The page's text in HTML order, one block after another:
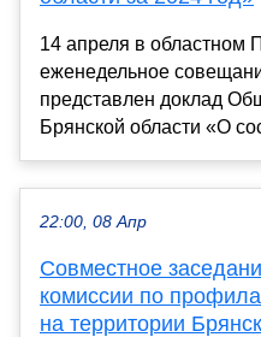
14 апреля в областном
еженедельное
представлен доклад
Брянской области «О
22:00, 08 Апр
Совместное
комиссии по
на территории